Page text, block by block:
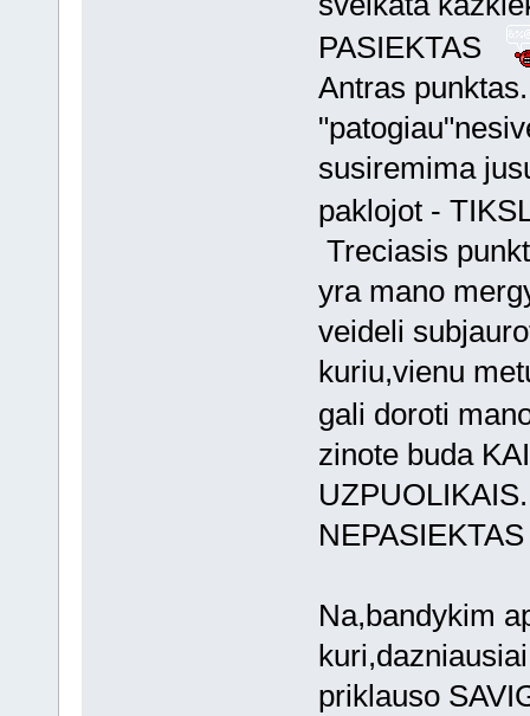
PASIEKTAS
Antras
susiremima
paklojot -
Treciasis
yra mano
veideli
kuriu,vienu
gali doroti
zinote buda
Na,bandykim
priklauso